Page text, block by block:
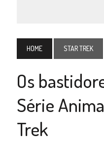
HOME STAR TREK
Os
Série
Trek